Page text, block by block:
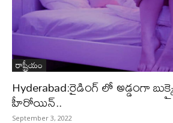
రాష్ట్రీయం
Hyderabad:రైడింగ్ లో అడ్డంగా
హీరోయిన్..
September 3, 2022